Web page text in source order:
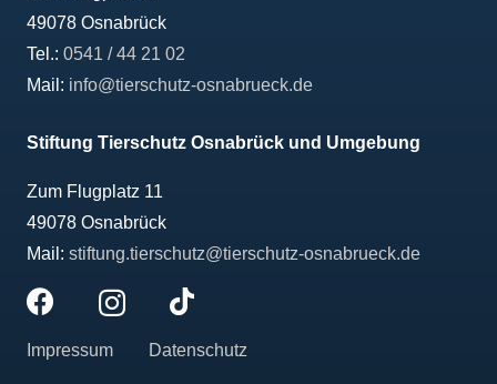
49078 Osnabrück
Tel.: 0541 / 44 21 02
Mail: info@tierschutz-osnabrueck.de
Stiftung Tierschutz Osnabrück und Umgebung
Zum Flugplatz 11
49078 Osnabrück
Mail: stiftung.tierschutz@tierschutz-osnabrueck.de
Impressum Datenschutz